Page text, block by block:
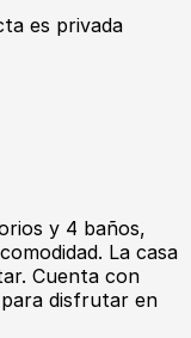
es privada
y 4 baños,
La casa
Cuenta con
disfrutar en